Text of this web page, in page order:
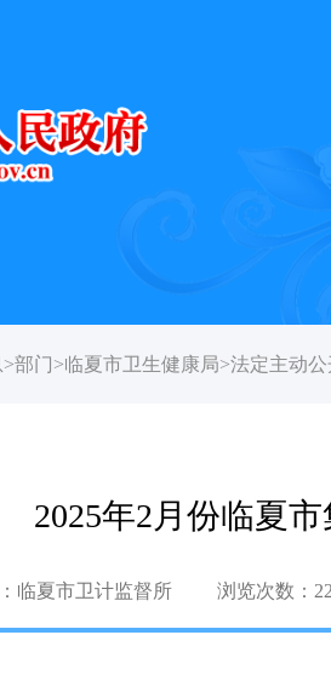
>部门>临夏市卫生健康局>法定主动公
2025年2月份临夏
临夏市卫计监督所 浏览次数：